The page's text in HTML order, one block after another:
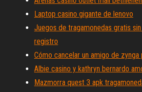
Laptop casino gigante de lenovo
Juegos de tragamonedas gratis
registro
Cómo cancelar un amigo de zynga
Albie casino y kathryn bernardo
Mazmorra quest 3 apk